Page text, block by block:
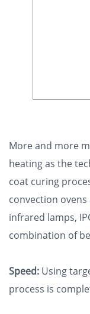
More and more
heating as the
coat curing
convection
infrared lamps,
combination of
Speed: Using
process is